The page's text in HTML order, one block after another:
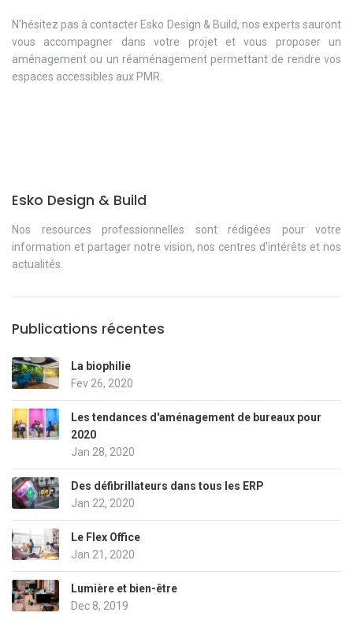
Esko Design & Build
Nos resources professionnelles sont rédigées pour votre
information et partager notre vision, nos centres d'intérêts et nos
actualités.
Publications récentes
La biophilie
Fev 26, 2020
Les tendances d'aménagement de bureaux pour
2020
Jan 28, 2020
Des défibrillateurs dans tous les ERP
Jan 22, 2020
Le Flex Office
Jan 21, 2020
Lumière et bien-être
Dec 8, 2019
N’hésitez pas à contacter Esko Design & Build, nos experts sauront
vous accompagner dans votre projet et vous proposer un
aménagement ou un réaménagement permettant de rendre vos
espaces accessibles aux PMR.